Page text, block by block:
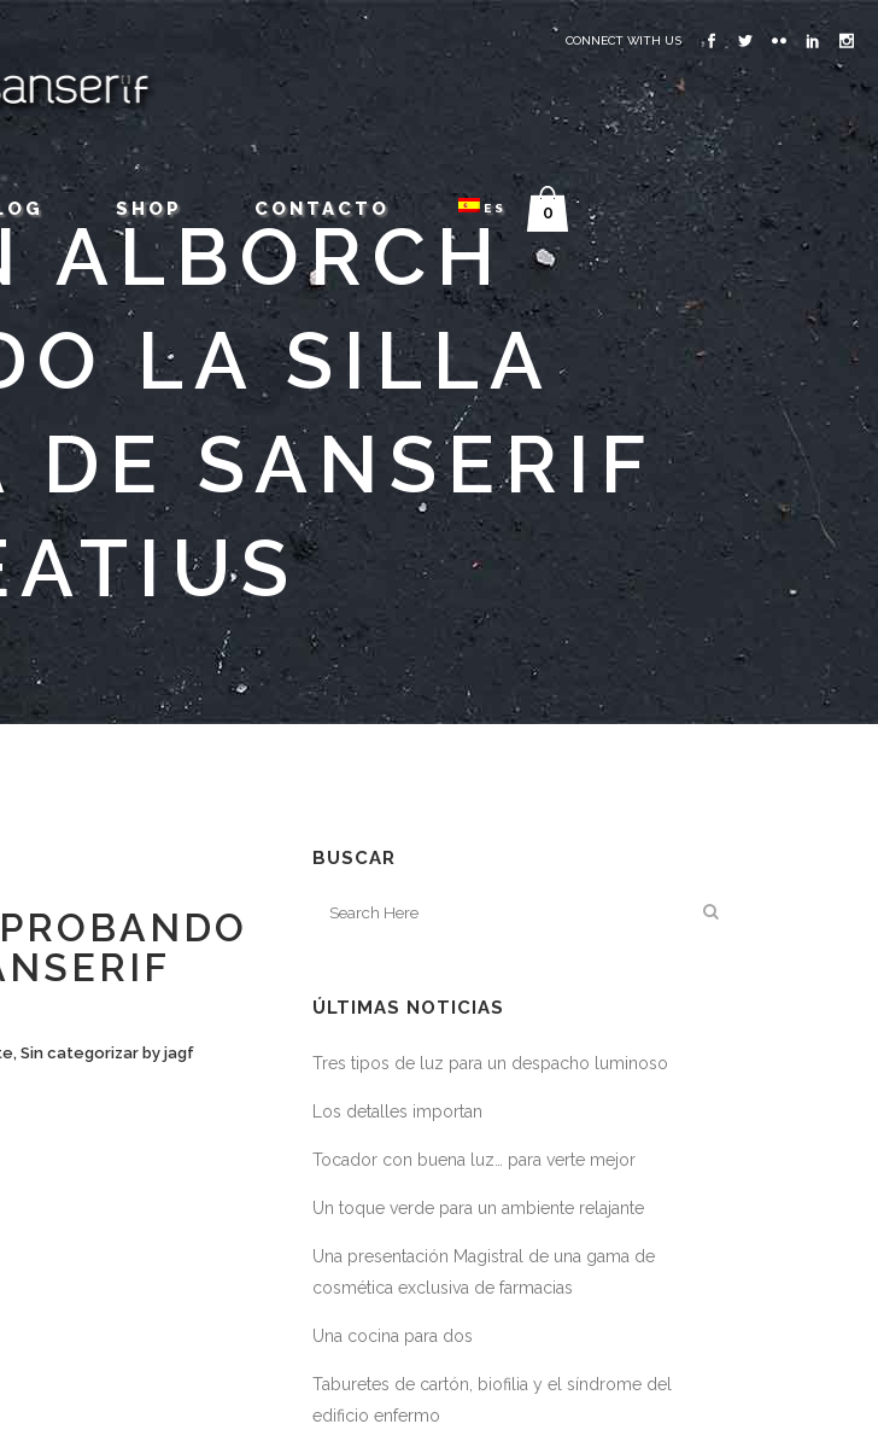
CONNECT WITH US
SHOP CONTACTO ES 0
ALBORCH
LA SILLA
SANSERIF
, Sin categorizar by jagf
BUSCAR
ÚLTIMAS NOTICIAS
Tres tipos de luz para un despacho luminoso
Los detalles importan
Tocador con buena luz… para verte mejor
Un toque verde para un ambiente relajante
Una presentación Magistral de una gama de
cosmética exclusiva de farmacias
Una cocina para dos
Taburetes de cartón, biofilia y el síndrome del
edificio enfermo